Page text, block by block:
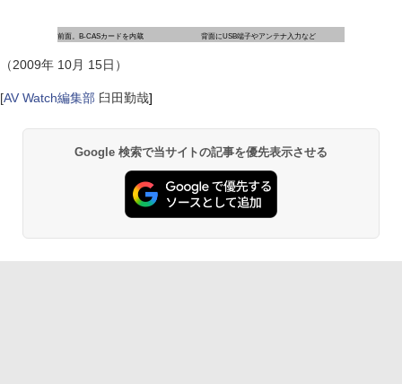
前面。B-CASカードを内蔵 背面にUSB端子やアンテナ入力など
（2009年 10月 15日）
[AV Watch編集部 臼田勤哉]
Google 検索で当サイトの記事を優先表示させる